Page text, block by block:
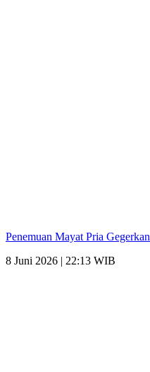
Penemuan Mayat Pria
8 Juni 2026 | 22:13 WIB